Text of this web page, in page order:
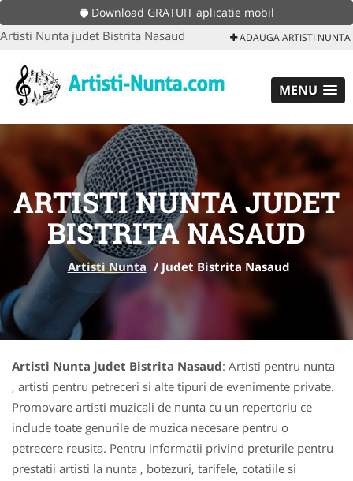
Download GRATUIT aplicatie mobil
Artisti Nunta judet Bistrita Nasaud ADAUGA ARTISTI NUNTA
MENU
ARTISTI NUNTA JUDET
BISTRITA NASAUD
Artisti Nunta / Judet Bistrita Nasaud
Artisti Nunta judet Bistrita Nasaud: Artisti pentru nunta
, artisti pentru petreceri si alte tipuri de evenimente private.
Promovare artisti muzicali de nunta cu un repertoriu ce
include toate genurile de muzica necesare pentru o
petrecere reusita. Pentru informatii privind preturile pentru
prestatii artisti la nunta , botezuri, tarifele, cotatiile si